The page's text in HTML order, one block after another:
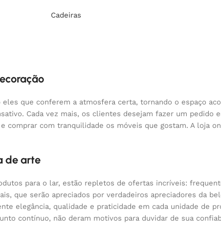
Cadeiras
que conferem a atmosfera certa, tornando o espaço
Cada vez mais, os clientes desejam fazer um
com tranquilidade os móveis que gostam. A loja
de arte
para o lar, estão repletos de ofertas incríveis:
que serão apreciados por verdadeiros apreciadores da
elegância, qualidade e praticidade em cada unidade de
contínuo, não deram motivos para duvidar de sua